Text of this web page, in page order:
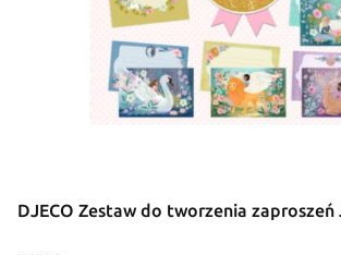
DJECO Zestaw do tworzenia zaproszeń